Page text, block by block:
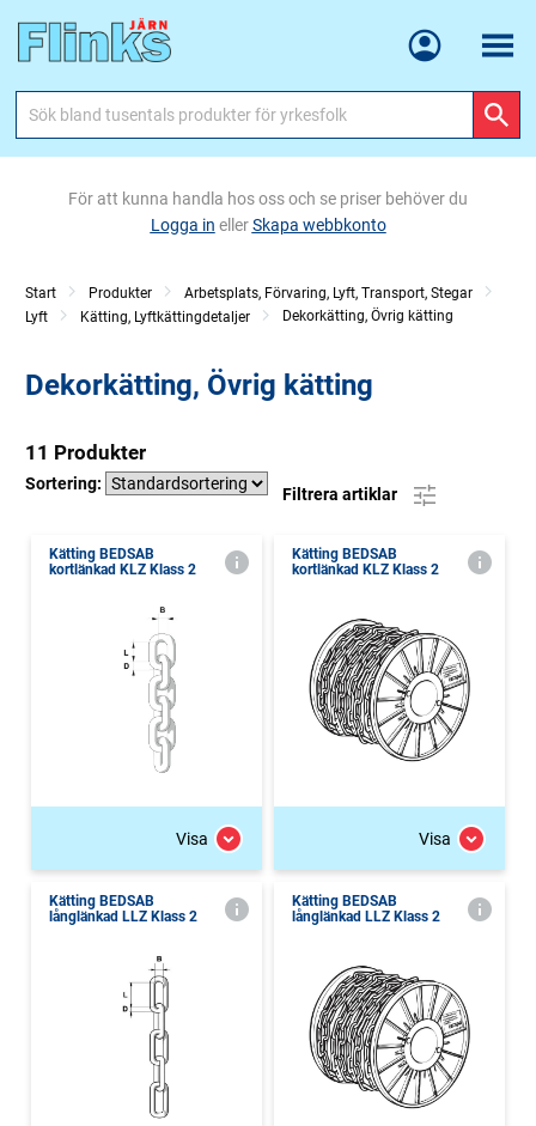
Meny
För att kunna handla hos oss och se priser behöver du
Logga in ellerSkapa webbkonto
Start Produkter
Arbetsplats, Förvaring, Lyft, Transport, Stegar
Lyft
Kätting, Lyftkättingdetaljer Dekorkätting, Övrig kätting
Dekorkätting, Övrig kätting
11 Produkter
Sortering:
Filtrera artiklar
Kätting BEDSAB
kortlänkad KLZ Klass 2
Visa
Kätting BEDSAB
kortlänkad KLZ Klass 2
Visa
Kätting BEDSAB
långlänkad LLZ Klass 2
Kätting BEDSAB
långlänkad LLZ Klass 2